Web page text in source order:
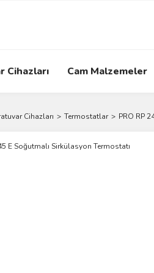
Cihazları Cam Malzemeler
Cihazları Termostatlar PRO RP